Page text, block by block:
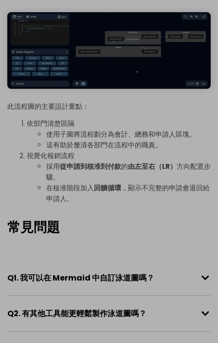
此流程圖的主要設計重點：
依部門清楚區隔
使用子圖將流程劃分為會計、總務和申請人區塊。
這有助於釐清各部門在流程中的職責。
視覺化報銷流程
採用從申請到核准到付款的由左至右（LR） 方向配置步
驟。
在核准階段加入回饋循環 ，顯示不完整的申請會退回給
申請人。
常見問題
Q1. 我可以在 Mermaid 中自訂泳道圖嗎？
Q2. 有其他工具能更輕鬆製作泳道圖嗎？